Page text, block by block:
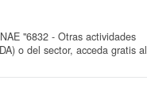
"6832 - Otras actividades
o del sector, acceda gratis al